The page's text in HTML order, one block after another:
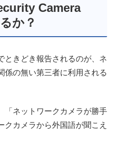
Camera
か？
ときどき報告されるのが、ネ
係の無い第三者に利用される
「ネットワークカメラが勝手
クカメラから外国語が聞こえ